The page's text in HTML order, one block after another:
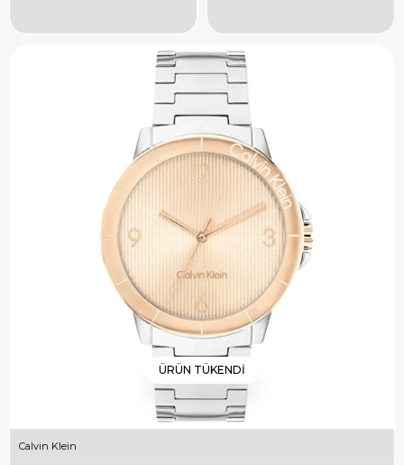
ÜRÜN TÜKENDI
Calvin Klein